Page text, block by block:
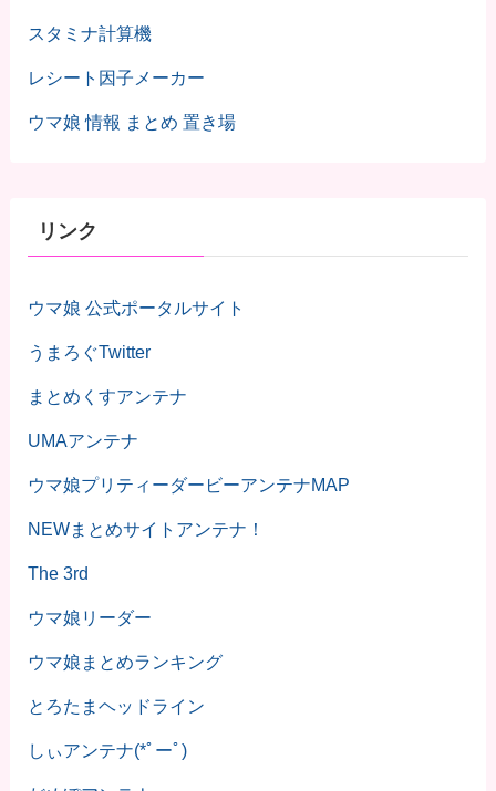
スタミナ計算機
レシート因子メーカー
ウマ娘 情報 まとめ 置き場
リンク
ウマ娘 公式ポータルサイト
うまろぐTwitter
まとめくすアンテナ
UMAアンテナ
ウマ娘プリティーダービーアンテナMAP
NEWまとめサイトアンテナ！
The 3rd
ウマ娘リーダー
ウマ娘まとめランキング
とろたまヘッドライン
しぃアンテナ(*ﾟーﾟ)